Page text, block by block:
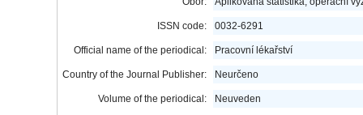
ISSN code: 0032-6291
Official name of the periodical: Pracovní lékařství
Country of the Journal Publisher: Neurčeno
Volume of the periodical:
Neuveden